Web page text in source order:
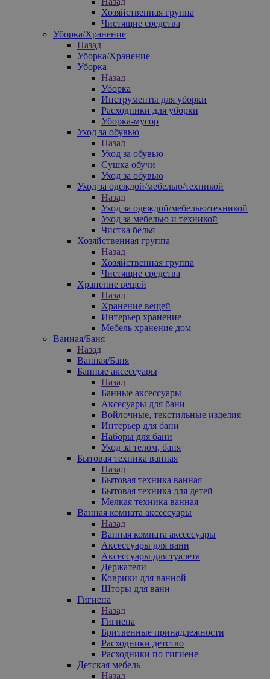
Хозяйственная группа
Чистящие средства
Уборка/Хранение
Назад
Уборка/Хранение
Уборка
Назад
Уборка
Инструменты для уборки
Расходники для уборки
Уборка-мусор
Уход за обувью
Назад
Уход за обувью
Сушка обучи
Уход за обувью
Уход за одеждой/мебелью/техникой
Назад
Уход за одеждой/мебелью/техникой
Уход за мебелью и техникой
Чистка белья
Хозяйственная группа
Назад
Хозяйственная группа
Чистящие средства
Хранение вещей
Назад
Хранение вещей
Интерьер хранение
Мебель хранение дом
Ванная/Баня
Назад
Ванная/Баня
Банные аксессуары
Назад
Банные аксессуары
Аксесуары для бани
Войлочные, текстильные изделия
Интерьер для бани
Наборы для бани
Уход за телом, баня
Бытовая техника ванная
Назад
Бытовая техника ванная
Бытовая техника для детей
Мелкая техника ванная
Ванная комната аксессуары
Назад
Ванная комната аксессуары
Аксессуары для ванн
Аксессуары для туалета
Держатели
Коврики для ванной
Шторы для ванн
Гигиена
Назад
Гигиена
Бритвенные принадлежности
Расходники детство
Расходники по гигиене
Детская мебель
Назад